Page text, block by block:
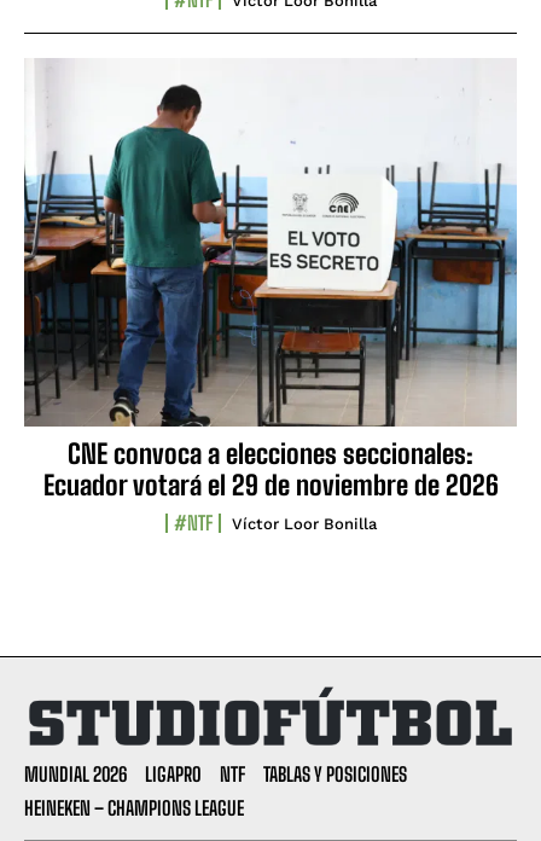
CNE convoca a elecciones seccionales:
Ecuador votará el 29 de noviembre de 2026
#NTF Víctor Loor Bonilla
MUNDIAL 2026 LIGAPRO NTF
TABLAS Y POSICIONES
HEINEKEN – CHAMPIONS LEAGUE